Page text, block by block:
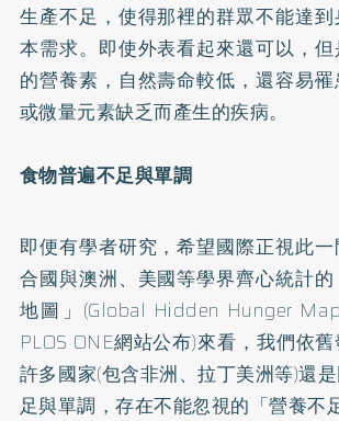
生產不足，使得那裡的群眾不能達
本需求。即使外表看起來還可以，
的營養素，自然壽命較低，還容易
或微量元素缺乏而產生的疾病。
食物普遍不足與單調
即便有學者研究，希望國際正視此
合國與澳洲、美國等學界齊心統計
地圖」(Global Hidden Hunger
PLOS ONE網站公布)來看，我們依
許多國家(包含非洲、拉丁美洲等)還
足與單調，存在不能忽視的「營養不